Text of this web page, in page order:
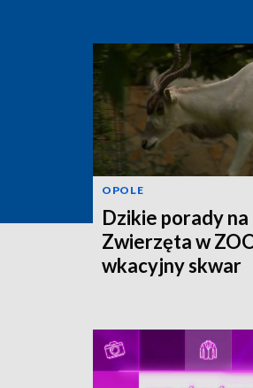
OPOLE
Dzikie porady na
Zwierzęta w
wkacyjny skwar